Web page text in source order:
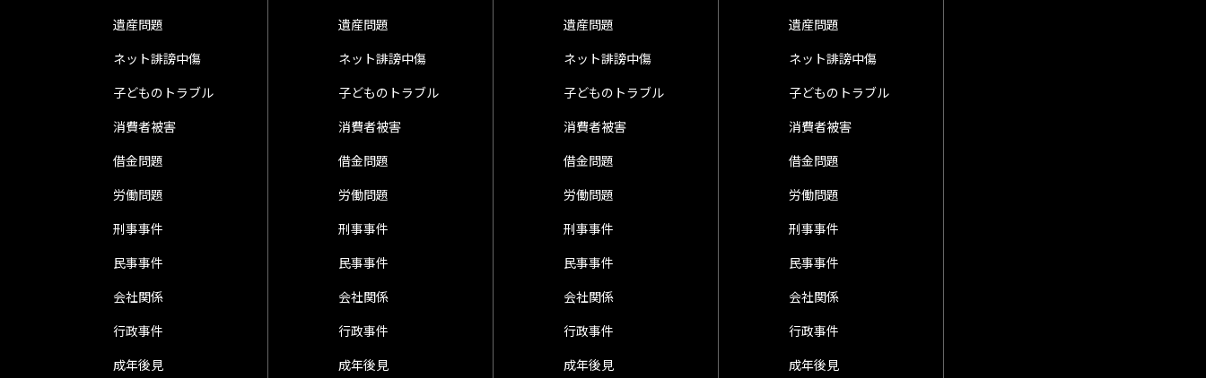
遺産問題
ネット誹謗中傷
子どものトラブル
消費者被害
借金問題
労働問題
刑事事件
民事事件
会社関係
行政事件
成年後見
遺産問題
ネット誹謗中傷
子どものトラブル
消費者被害
借金問題
労働問題
刑事事件
民事事件
会社関係
行政事件
成年後見
遺産問題
ネット誹謗中傷
子どものトラブル
消費者被害
借金問題
労働問題
刑事事件
民事事件
会社関係
行政事件
成年後見
遺産問題
ネット誹謗中傷
子どものトラブル
消費者被害
借金問題
労働問題
刑事事件
民事事件
会社関係
行政事件
成年後見